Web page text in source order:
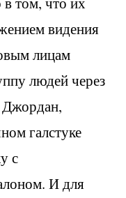
видения
лицам
людей через
Джордан,
галстуке
с
И для